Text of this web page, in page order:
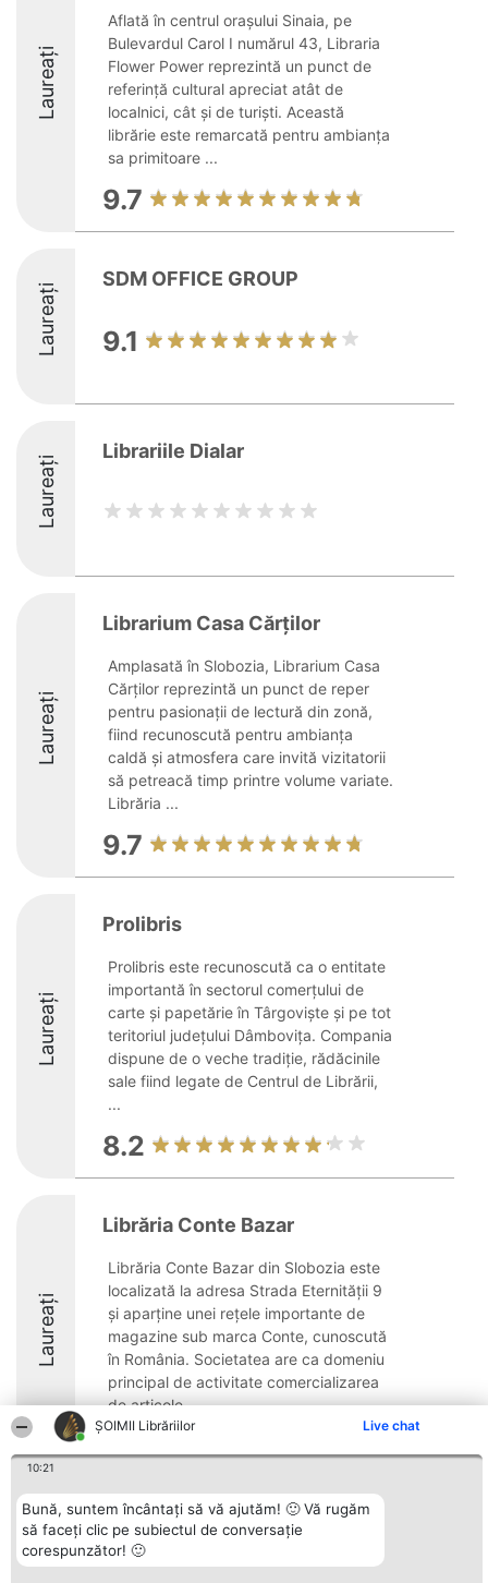
ȘOIMII Librăriilor Live chat
10:21
Bună, suntem încântați să vă ajutăm! 🙂 Vă rugăm
să faceți clic pe subiectul de conversație
corespunzător! 🙂
Laureați
Aflată în centrul orașului Sinaia, pe
Bulevardul Carol I numărul 43, Libraria
Flower Power reprezintă un punct de
referință cultural apreciat atât de
localnici, cât și de turiști. Această
librărie este remarcată pentru ambianța
sa primitoare ...
9.7
Laureați
SDM OFFICE GROUP
9.1
Laureați
Librariile Dialar
Laureați
Librarium Casa Cărților
Amplasată în Slobozia, Librarium Casa
Cărților reprezintă un punct de reper
pentru pasionații de lectură din zonă,
fiind recunoscută pentru ambianța
caldă și atmosfera care invită vizitatorii
să petreacă timp printre volume variate.
Librăria ...
9.7
Laureați
Prolibris
Prolibris este recunoscută ca o entitate
importantă în sectorul comerțului de
carte și papetărie în Târgoviște și pe tot
teritoriul județului Dâmbovița. Compania
dispune de o veche tradiție, rădăcinile
sale fiind legate de Centrul de Librării,
...
8.2
Laureați
Librăria Conte Bazar
Librăria Conte Bazar din Slobozia este
localizată la adresa Strada Eternității 9
și aparține unei rețele importante de
magazine sub marca Conte, cunoscută
în România. Societatea are ca domeniu
principal de activitate comercializarea
de articole ...
8.4
Organizator Ranking
BRIGHT SOLUTIONS BR SRL
Aleea Timisul De Sus 2 Bl. A30
Sc. A Et. 4 Ap. 13 Cod 061952
Plebiscyt
Câștigătorii
Laureaților
Contact